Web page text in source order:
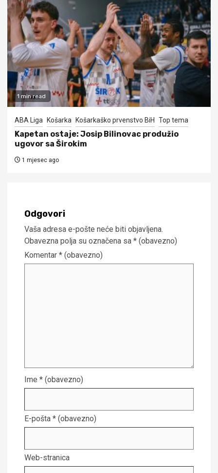
1 min read
ABA Liga Košarka Košarkaško prvenstvo BiH Top tema
Kapetan ostaje: Josip Bilinovac produžio
ugovor sa Širokim
1 mjesec ago
Odgovori
Vaša adresa e-pošte neće biti objavljena.
Obavezna polja su označena sa * (obavezno)
Komentar * (obavezno)
Ime * (obavezno)
E-pošta * (obavezno)
Web-stranica